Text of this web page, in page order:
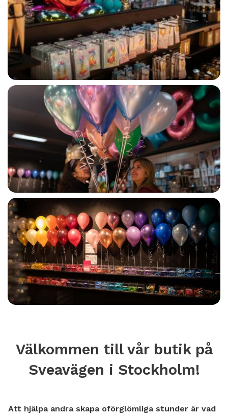
Välkommen till vår butik på
Sveavägen i Stockholm!
Att hjälpa andra skapa oförglömliga stunder är vad